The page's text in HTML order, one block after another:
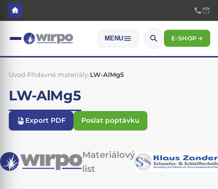
MENU E-SHOP→
Úvod›Přídavné materiály›LW-AlMg5
LW-AlMg5
Export PDF Poslat poptávku
Materiálový
list